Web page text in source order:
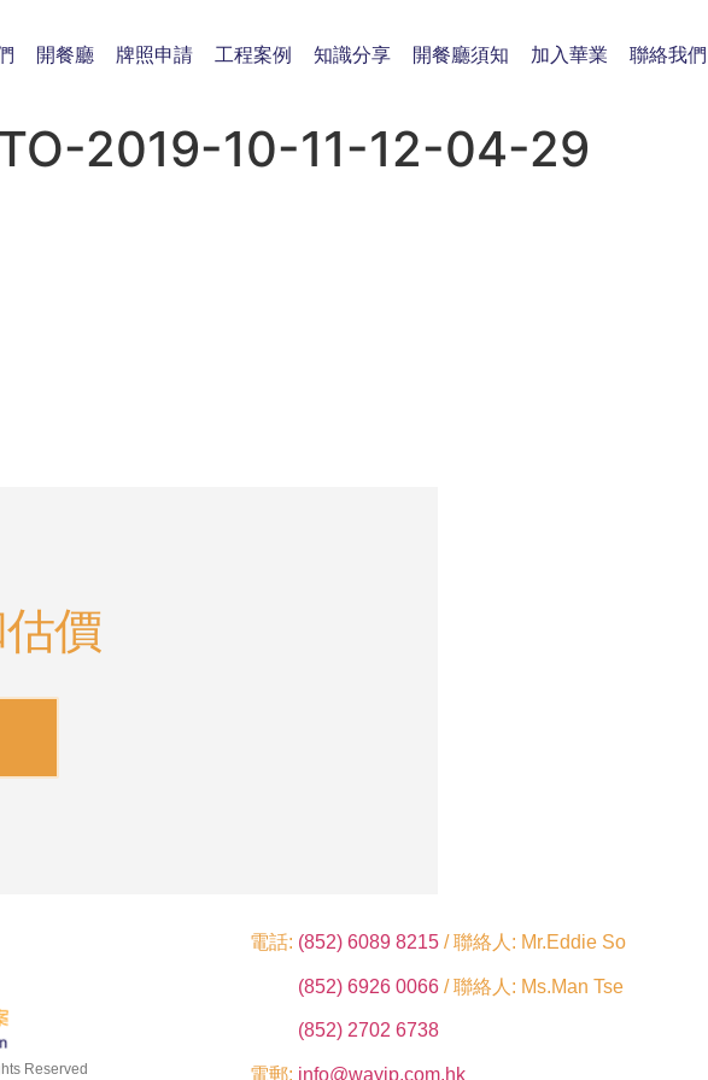
開餐廳 牌照申請 工程案例 知識分享 開餐廳須知 加入華業 聯絡我們
2019-10-11-12-04-29
價
Reserved
電話: (852) 6089 8215 / 聯絡人: Mr.Eddie So
(852) 6926 0066/ 聯絡人: Ms.Man Tse
(852) 2702 6738
電郵: info@wayip.com.hk